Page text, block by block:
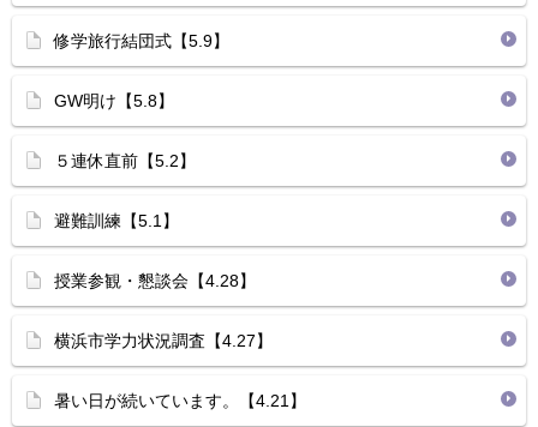
修学旅行結団式【5.9】
GW明け【5.8】
５連休直前【5.2】
避難訓練【5.1】
授業参観・懇談会【4.28】
横浜市学力状況調査【4.27】
暑い日が続いています。【4.21】